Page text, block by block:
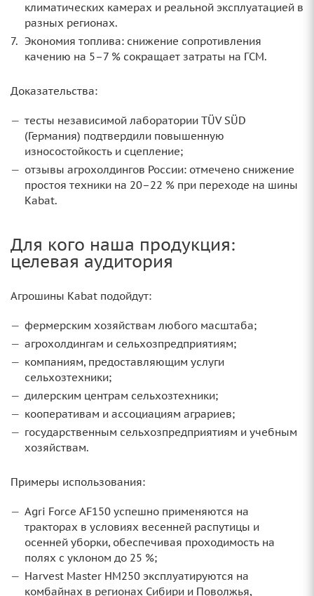
климатических камерах и реальной эксплуатацией в
разных регионах.
Экономия топлива: снижение сопротивления
качению на 5–7 % сокращает затраты на ГСМ.
Доказательства:
тесты независимой лаборатории TÜV SÜD
(Германия) подтвердили повышенную
износостойкость и сцепление;
отзывы агрохолдингов России: отмечено снижение
простоя техники на 20–22 % при переходе на шины
Kabat.
Для кого наша продукция:
целевая аудитория
Агрошины Kabat подойдут:
фермерским хозяйствам любого масштаба;
агрохолдингам и сельхозпредприятиям;
компаниям, предоставляющим услуги
сельхозтехники;
дилерским центрам сельхозтехники;
кооперативам и ассоциациям аграриев;
государственным сельхозпредприятиям и учебным
хозяйствам.
Примеры использования:
Agri Force AF150 успешно применяются на
тракторах в условиях весенней распутицы и
осенней уборки, обеспечивая проходимость на
полях с уклоном до 25 %;
Harvest Master HM250 эксплуатируются на
комбайнах в регионах Сибири и Поволжья,